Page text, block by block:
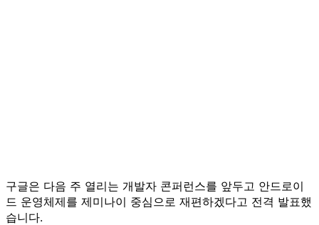
구글은 다음 주 열리는 개발자 콘퍼런스를 앞두고 안드로이
드 운영체제를 제미나이 중심으로 재편하겠다고 전격 발표했
습니다.